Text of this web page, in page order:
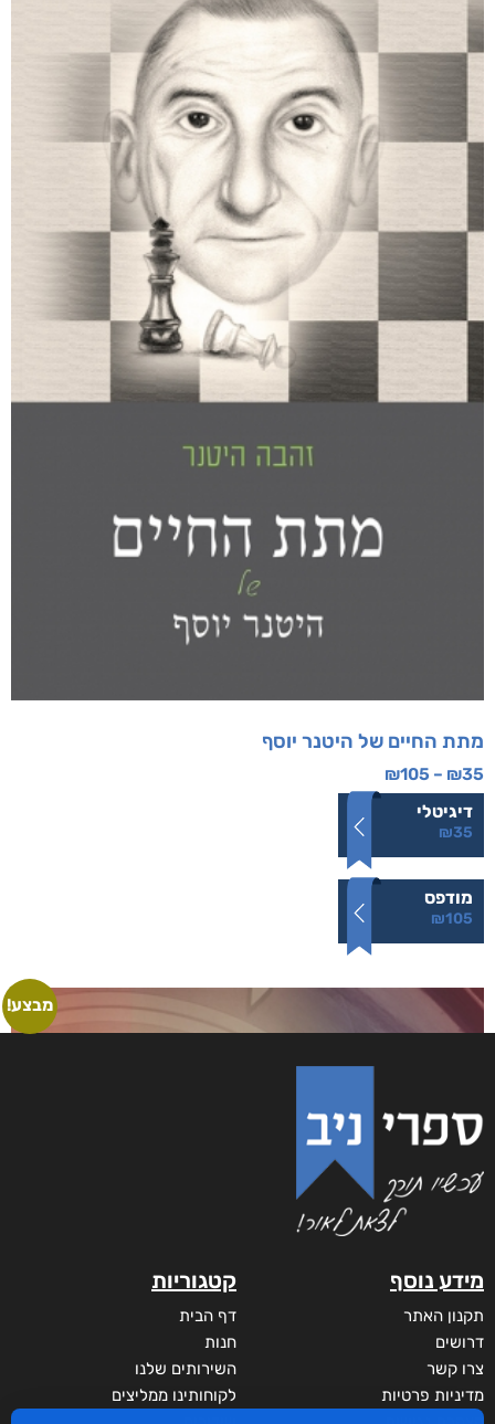
מתת החיים של היטנר יוסף
₪35
–
₪105
דיגיטלי
₪35
מודפס
₪105
מבצע!
מידע נוסף
תקנון האתר
דרושים
צרו קשר
מדיניות פרטיות
קטגוריות
דף הבית
חנות
השירותים שלנו
לקוחותינו ממליצים